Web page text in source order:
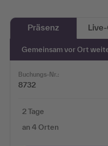
Präsenz
Gemeinsam vor Ort
Buchungs-Nr.:
8732
2 Tage
an 4 Orten